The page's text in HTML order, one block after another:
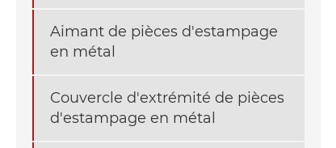
Aimant de pièces d'estampage
en métal
Couvercle d'extrémité de pièces
d'estampage en métal